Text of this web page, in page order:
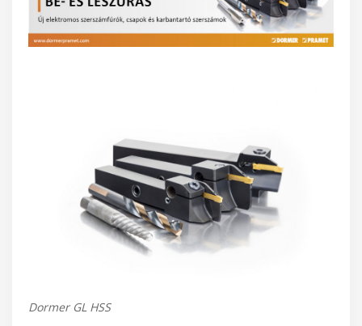
Dormer GL HSS